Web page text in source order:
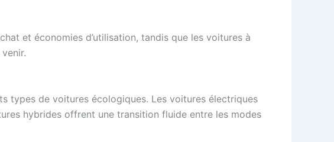
et économies d’utilisation, tandis que les voitures à
types de voitures écologiques. Les voitures électriques
hybrides offrent une transition fluide entre les modes